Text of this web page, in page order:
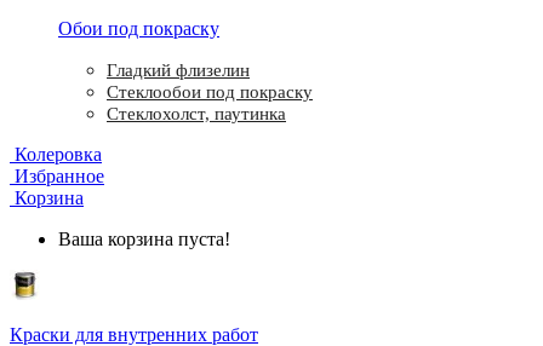
Обои под покраску
Гладкий флизелин
Стеклообои под покраску
Стеклохолст, паутинка
Колеровка
Избранное
Корзина
Ваша корзина пуста!
Краски для внутренних работ